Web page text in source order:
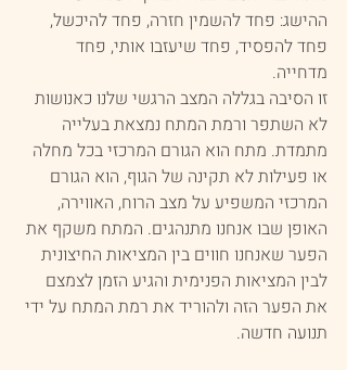
ההישג: פחד להשמין חזרה, פחד להיכשל,
פחד להפסיד, פחד שיעזבו אותי, פחד
מדחייה.
זו הסיבה בגללה המצב הרגשי שלנו כאנושות
לא השתפר ורמת המתח נמצאת בעלייה
מתמדת. מתח הוא הגורם המרכזי בכל מחלה
או פעילות לא תקינה של הגוף, הוא הגורם
המרכזי המשפיע על מצב הרוח, האווירה,
האופן שבו אנחנו מתנהגים. המתח משקף את
הפער שאנחנו חווים בין המציאות החיצונית
לבין המציאות הפנימית והגיע הזמן לצמצם
את הפער הזה ולהוריד את רמת המתח על ידי
תנועה חדשה.